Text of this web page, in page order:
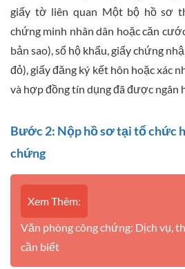
giấy tờ liên quan Một bộ hồ sơ
chứng minh nhân dân hoặc căn
bản sao), sổ hộ khẩu, giấy chứng
đỏ), giấy đăng ký kết hôn hoặc xác
và hợp đồng tín dụng đã được ngân
Bước 2: Nộp hồ sơ tại tổ chức
chứng
Xem Thêm:
Văn phòng công chứng: Dịch vụ,
cần biết